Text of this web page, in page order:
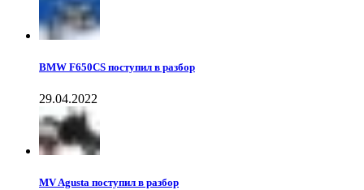
BMW F650CS поступил в разбор
29.04.2022
MV Agusta поступил в разбор